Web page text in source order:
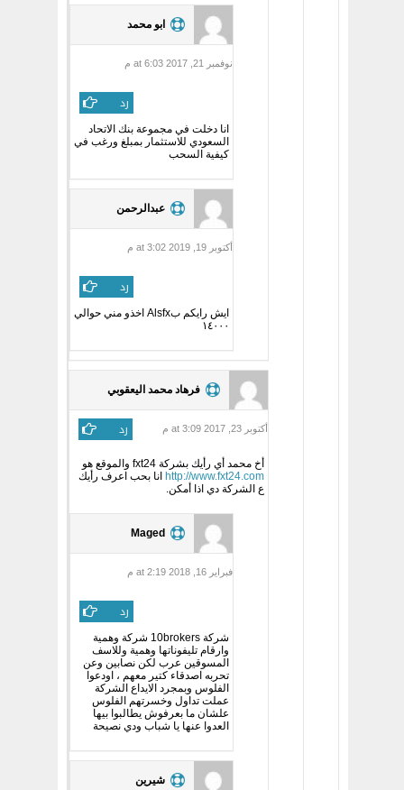
ابو محمد
نوفمبر 21, 2017 at 6:03 م
رد
انا دخلت في مجموعة بنك الاتحاد
السعودي للاستثمار بمبلغ ورغب في
كيفية السحب
عبدالرحمن
أكتوبر 19, 2019 at 3:02 م
رد
ايش رايكم بAlsfx اخذو مني حوالي
١٤٠٠٠
فرهاد محمد اليعقوبي
أكتوبر 23, 2017 at 3:09 م رد
أخ محمد أي رأيك بشركة fxt24 والموقع هو
http://www.fxt24.com انا بحب اعرف رأيك
ع الشركة دي اذا أمكن.
Maged
فبراير 16, 2018 at 2:19 م
رد
شركة 10brokers شركة وهمية
وارقام تليفوناتها وهمية وللاسف
المسوقين عرب لكن نصابين وعن
تحربه اصدقاء كتير معهم ، اودعوا
الفلوس وبمجرد الايداع الشركة
عملت تداول وخسرتهم الفلوس
علشان ما بعرفوش يطالبوا بيها
العدوا عنها يا شباب ودي نصيحة
شيرين